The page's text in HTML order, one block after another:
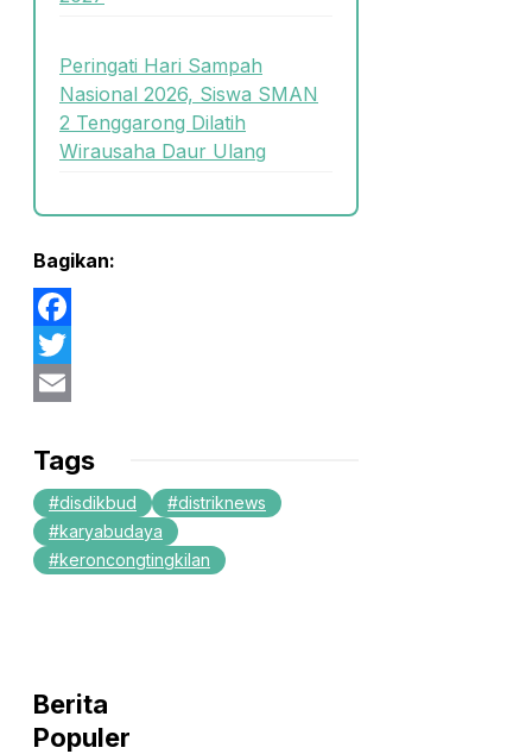
Peringati Hari Sampah
Nasional 2026, Siswa SMAN
2 Tenggarong Dilatih
Wirausaha Daur Ulang
Bagikan:
Facebook
Twitter
Tags
disdikbud
distriknews
karyabudaya
keroncongtingkilan
Berita
Populer